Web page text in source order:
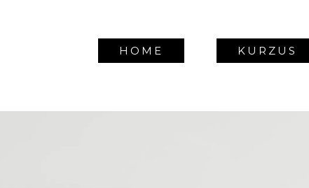
HOME KURZUS